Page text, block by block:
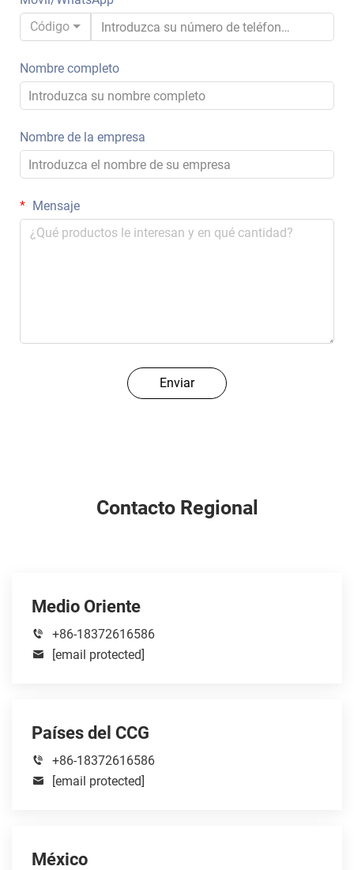
Código
Nombre completo
Nombre de la empresa
Mensaje
Enviar
Contacto Regional
Medio Oriente
+86-18372616586
[email protected]
Países del CCG
+86-18372616586
[email protected]
México